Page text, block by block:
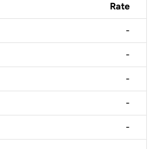
Rate
-
-
-
-
-